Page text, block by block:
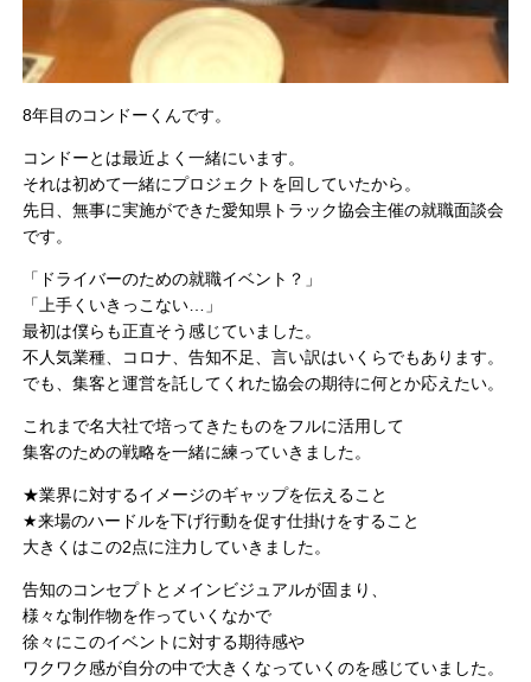
8年目のコンドーくんです。
コンドーとは最近よく一緒にいます。
それは初めて一緒にプロジェクトを回していたから。
先日、無事に実施ができた愛知県トラック協会主催の就職面談会
です。
「ドライバーのための就職イベント？」
「上手くいきっこない…」
最初は僕らも正直そう感じていました。
不人気業種、コロナ、告知不足、言い訳はいくらでもあります。
でも、集客と運営を託してくれた協会の期待に何とか応えたい。
これまで名大社で培ってきたものをフルに活用して
集客のための戦略を一緒に練っていきました。
★業界に対するイメージのギャップを伝えること
★来場のハードルを下げ行動を促す仕掛けをすること
大きくはこの2点に注力していきました。
告知のコンセプトとメインビジュアルが固まり、
様々な制作物を作っていくなかで
徐々にこのイベントに対する期待感や
ワクワク感が自分の中で大きくなっていくのを感じていました。